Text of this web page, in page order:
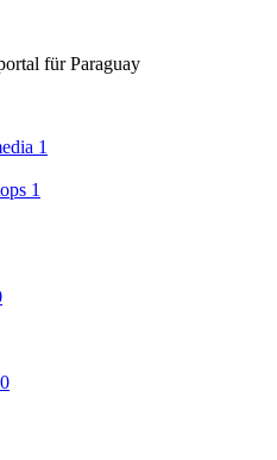
für Paraguay
1
1
0